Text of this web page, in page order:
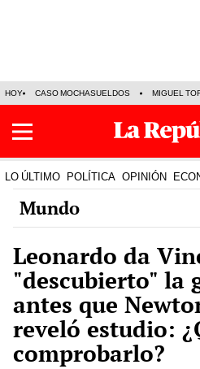
HOY CASO MOCHASUELDOS MIGUEL
LO ÚLTIMO POLÍTICA OPINIÓN
Mundo
Leonardo da
"descubierto" la
antes que
reveló estudio:
comprobarlo?